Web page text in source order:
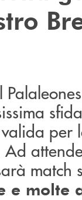
valida per
e molte